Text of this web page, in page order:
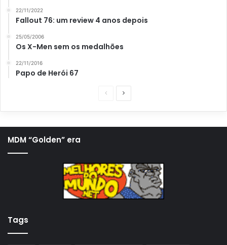
22/11/2022
Fallout 76: um review 4 anos depois
25/05/2006
Os X-Men sem os medalhões
22/11/2016
Papo de Herói 67
a
a
n
m
a
p
MDM “Golden” era
Tags